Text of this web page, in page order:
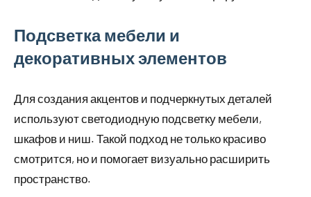
Подсветка мебели и
декоративных элементов
Для создания акцентов и подчеркнутых деталей
используют светодиодную подсветку мебели,
шкафов и ниш. Такой подход не только красиво
смотрится, но и помогает визуально расширить
пространство.